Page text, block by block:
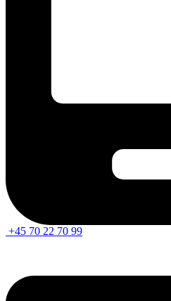
+45 70 22 70 99